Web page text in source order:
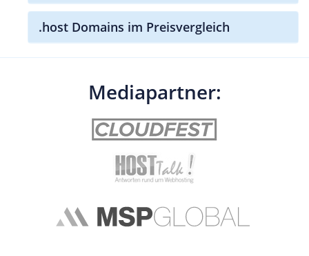
.host Domains im Preisvergleich
Mediapartner: